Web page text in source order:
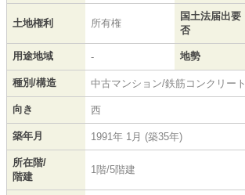
土地権利 所有権
国土法届出要
否
用途地域 - 地勢
種別/構造 中古マンション/鉄筋コンクリート
向き 西
築年月 1991年 1月 (築35年)
所在階/
階建
1階/5階建